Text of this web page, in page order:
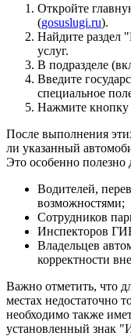
Откройте
(gosuslugi.ru).
Найдите раздел
услуг.
В подразделе
Введите
специальное
Нажмите
После выполнения
ли указанный
Это особенно полезно
Водителей,
возможностями;
Сотрудников
Инспекторов
Владельцев
корректности
Важно отметить, что
местах недостаточно
необходимо также
установленный знак